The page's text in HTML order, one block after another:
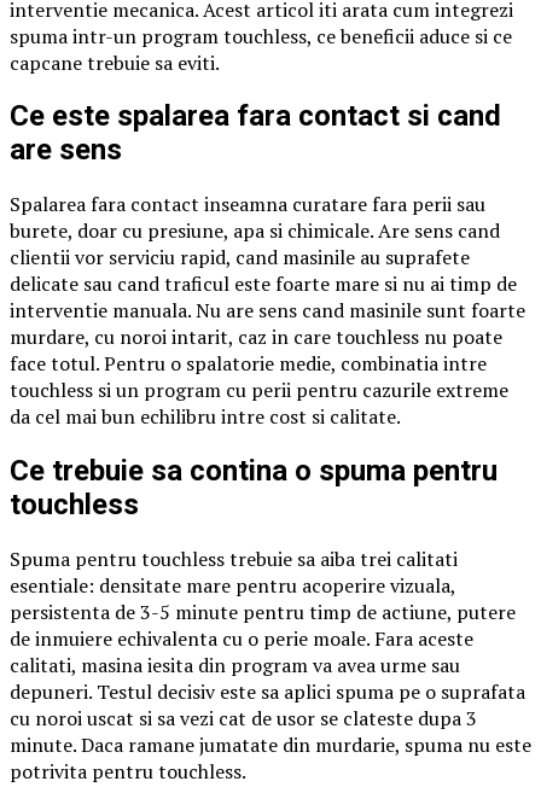
interventie mecanica. Acest articol iti arata cum integrezi
spuma intr-un program touchless, ce beneficii aduce si ce
capcane trebuie sa eviti.
Ce este spalarea fara contact si cand
are sens
Spalarea fara contact inseamna curatare fara perii sau
burete, doar cu presiune, apa si chimicale. Are sens cand
clientii vor serviciu rapid, cand masinile au suprafete
delicate sau cand traficul este foarte mare si nu ai timp de
interventie manuala. Nu are sens cand masinile sunt foarte
murdare, cu noroi intarit, caz in care touchless nu poate
face totul. Pentru o spalatorie medie, combinatia intre
touchless si un program cu perii pentru cazurile extreme
da cel mai bun echilibru intre cost si calitate.
Ce trebuie sa contina o spuma pentru
touchless
Spuma pentru touchless trebuie sa aiba trei calitati
esentiale: densitate mare pentru acoperire vizuala,
persistenta de 3-5 minute pentru timp de actiune, putere
de inmuiere echivalenta cu o perie moale. Fara aceste
calitati, masina iesita din program va avea urme sau
depuneri. Testul decisiv este sa aplici spuma pe o suprafata
cu noroi uscat si sa vezi cat de usor se clateste dupa 3
minute. Daca ramane jumatate din murdarie, spuma nu este
potrivita pentru touchless.